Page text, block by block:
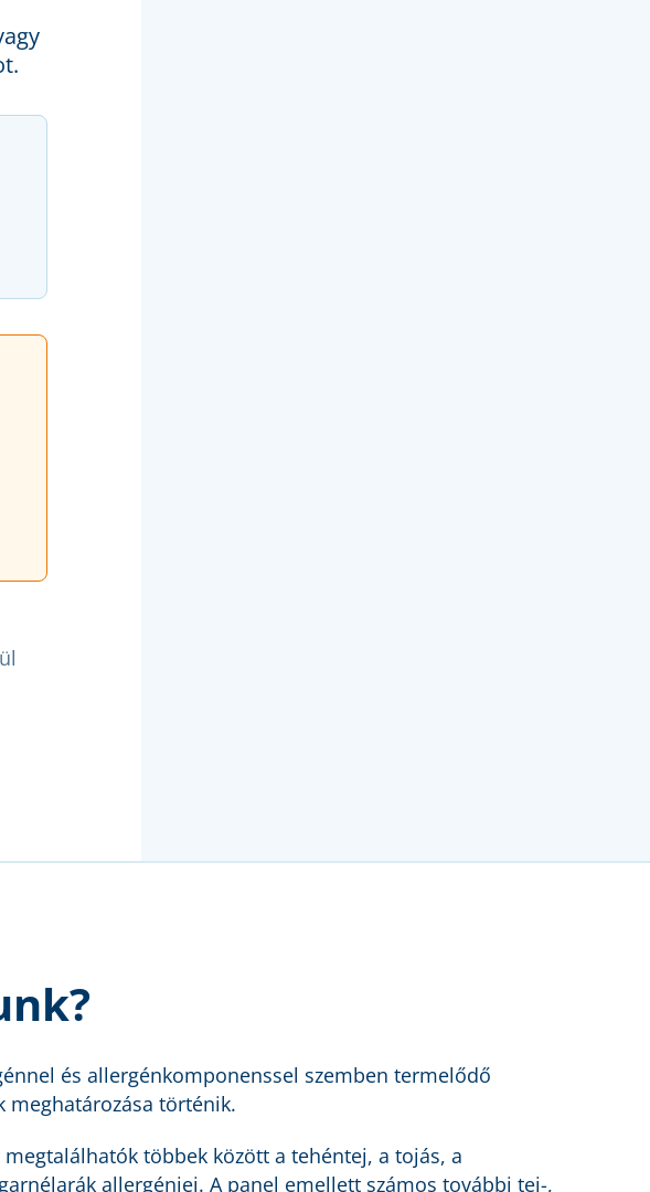
és allergénkomponenssel szemben termelődő
meghatározása történik.
többek között a tehéntej, a tojás, a
allergénjei. A panel emellett számos további tej-,